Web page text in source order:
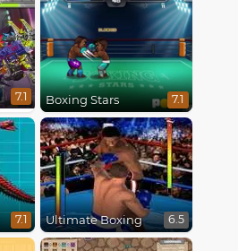
7.1 Boxing Stars 7.1
7.1 Ultimate Boxing 6.5